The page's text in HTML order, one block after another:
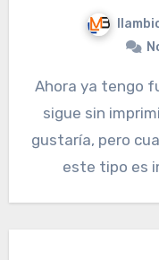
Ahora ya tengo funcionando la Ender3 V2 pero
sigue sin
gustaría, pero
este tipo es